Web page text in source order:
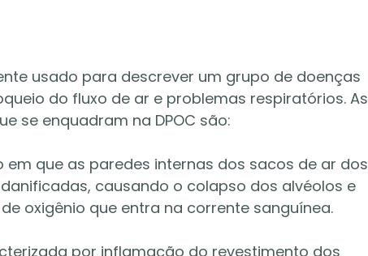
usado para descrever um grupo de doenças
do fluxo de ar e problemas respiratórios. As
se enquadram na DPOC são:
em que as paredes internas dos sacos de ar dos
causando o colapso dos alvéolos e
oxigênio que entra na corrente sanguínea.
por inflamação do revestimento dos